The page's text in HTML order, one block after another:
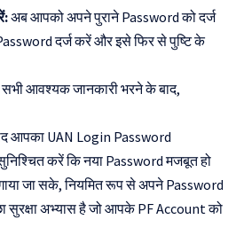
अब आपको अपने पुराने Password को दर्ज
दर्ज करें और इसे फिर से पुष्टि के
सभी आवश्यक जानकारी भरने के बाद,
आपका UAN Login Password
करें कि नया Password मजबूत हो
जा सके, नियमित रूप से अपने Password
सुरक्षा अभ्यास है जो आपके PF Account को